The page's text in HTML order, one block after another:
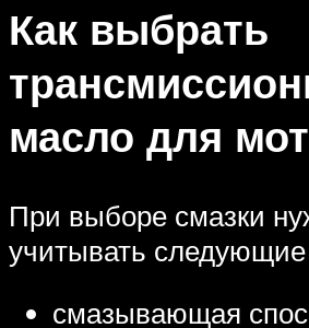
Как выбрать
масло для
При выборе смазки
учитывать
смазывающая